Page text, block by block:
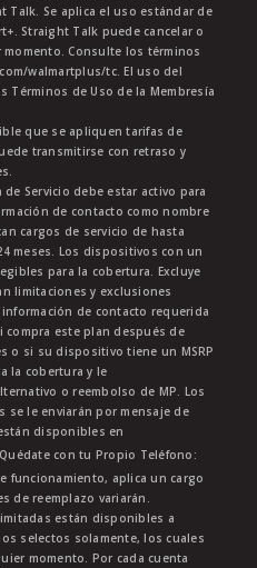
Talk. Se aplica el uso estándar de
Straight Talk puede cancelar o
Consulte los términos
walmartplus/tc. El uso del
Términos de Uso de la Membresía
que se apliquen tarifas de
transmitirse con retraso y
de Servicio debe estar activo para
de contacto como nombre
cargos de servicio de hasta
meses. Los dispositivos con un
para la cobertura. Excluye
limitaciones y exclusiones
de contacto requerida
compra este plan después de
o si su dispositivo tiene un MSRP
la cobertura y le
o reembolso de MP. Los
se le enviarán por mensaje de
disponibles en
Quédate con tu Propio Teléfono:
funcionamiento, aplica un cargo
de reemplazo variarán.
están disponibles a
selectos solamente, los cuales
momento. Por cada cuenta